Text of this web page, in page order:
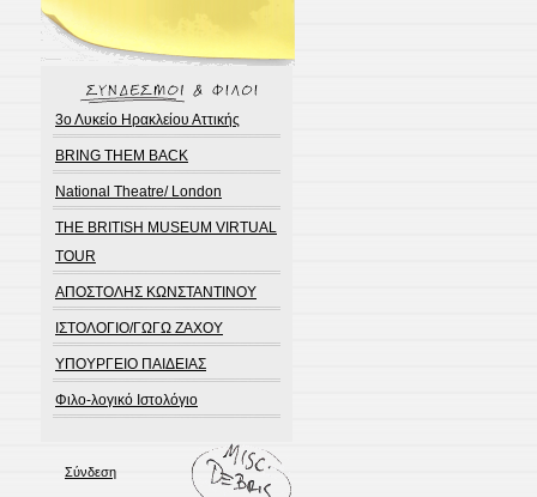
3ο Λυκείο Ηρακλείου Αττικής
BRING THEM BACK
National Theatre/ London
THE BRITISH MUSEUM VIRTUAL
TOUR
ΑΠΟΣΤΟΛΗΣ ΚΩΝΣΤΑΝΤΙΝΟΥ
ΙΣΤΟΛΟΓΙΟ/ΓΩΓΩ ΖΑΧΟΥ
ΥΠΟΥΡΓΕΙΟ ΠΑΙΔΕΙΑΣ
Φιλο-λογικό Ιστολόγιο
Σύνδεση